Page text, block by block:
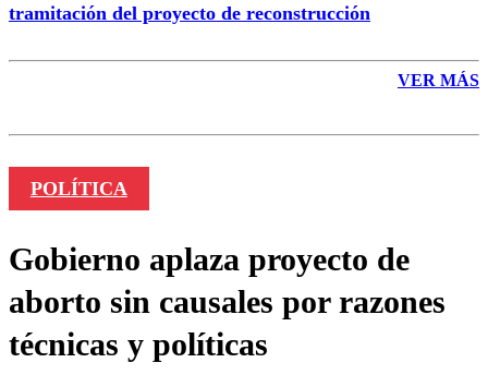
tramitación del proyecto de reconstrucción
VER MÁS
POLÍTICA
Gobierno aplaza proyecto de
aborto sin causales por razones
técnicas y políticas